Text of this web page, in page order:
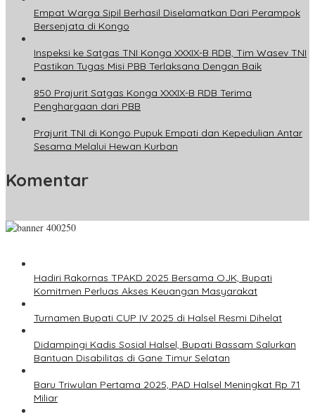
Empat Warga Sipil Berhasil Diselamatkan Dari Perampok
Bersenjata di Kongo
Inspeksi ke Satgas TNI Konga XXXIX-B RDB, Tim Wasev TNI
Pastikan Tugas Misi PBB Terlaksana Dengan Baik
850 Prajurit Satgas Konga XXXIX-B RDB Terima
Penghargaan dari PBB
Prajurit TNI di Kongo Pupuk Empati dan Kepedulian Antar
Sesama Melalui Hewan Kurban
Komentar
Hadiri Rakornas TPAKD 2025 Bersama OJK, Bupati
Komitmen Perluas Akses Keuangan Masyarakat
Turnamen Bupati CUP IV 2025 di Halsel Resmi Dihelat
Didampingi Kadis Sosial Halsel, Bupati Bassam Salurkan
Bantuan Disabilitas di Gane Timur Selatan
Baru Triwulan Pertama 2025, PAD Halsel Meningkat Rp 71
Miliar